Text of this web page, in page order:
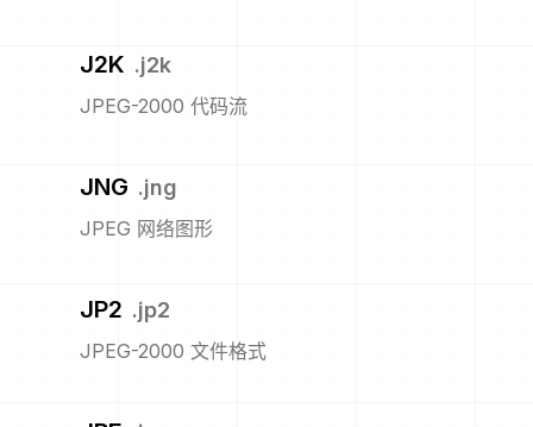
J2K .j2k
JPEG-2000 代码流
JNG .jng
JPEG 网络图形
JP2 .jp2
JPEG-2000 文件格式